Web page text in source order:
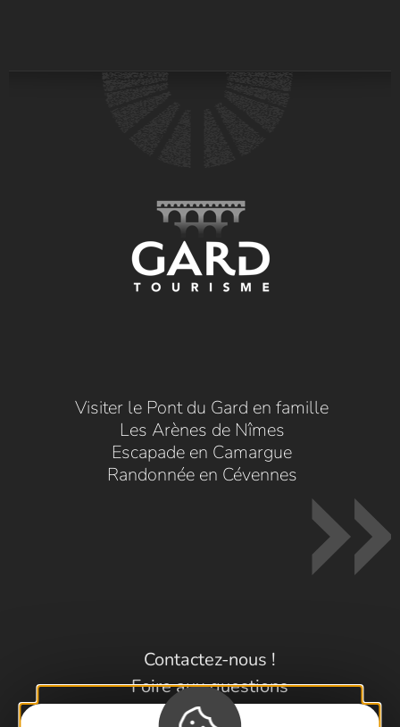
Visiter le Pont du Gard en famille
Les Arènes de Nîmes
Escapade en Camargue
Randonnée en Cévennes
Contactez-nous !
Foire aux questions
Brochures